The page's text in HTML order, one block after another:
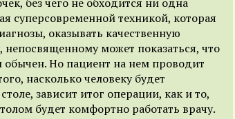
суперсовременной техникой, которая
оказывать качественную
может показаться, что
обычен. Но пациент на нем проводит
насколько человеку будет
зависит итог операции, как и то,
будет комфортно работать врачу.